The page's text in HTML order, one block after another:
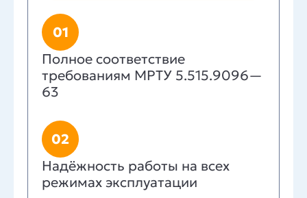
01
Полное соответствие
требованиям МРТУ 5.515.9096—
63
02
Надёжность работы на всех
режимах эксплуатации